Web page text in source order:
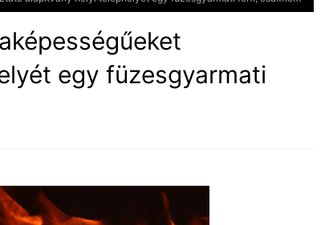
egy füzesgyarmati